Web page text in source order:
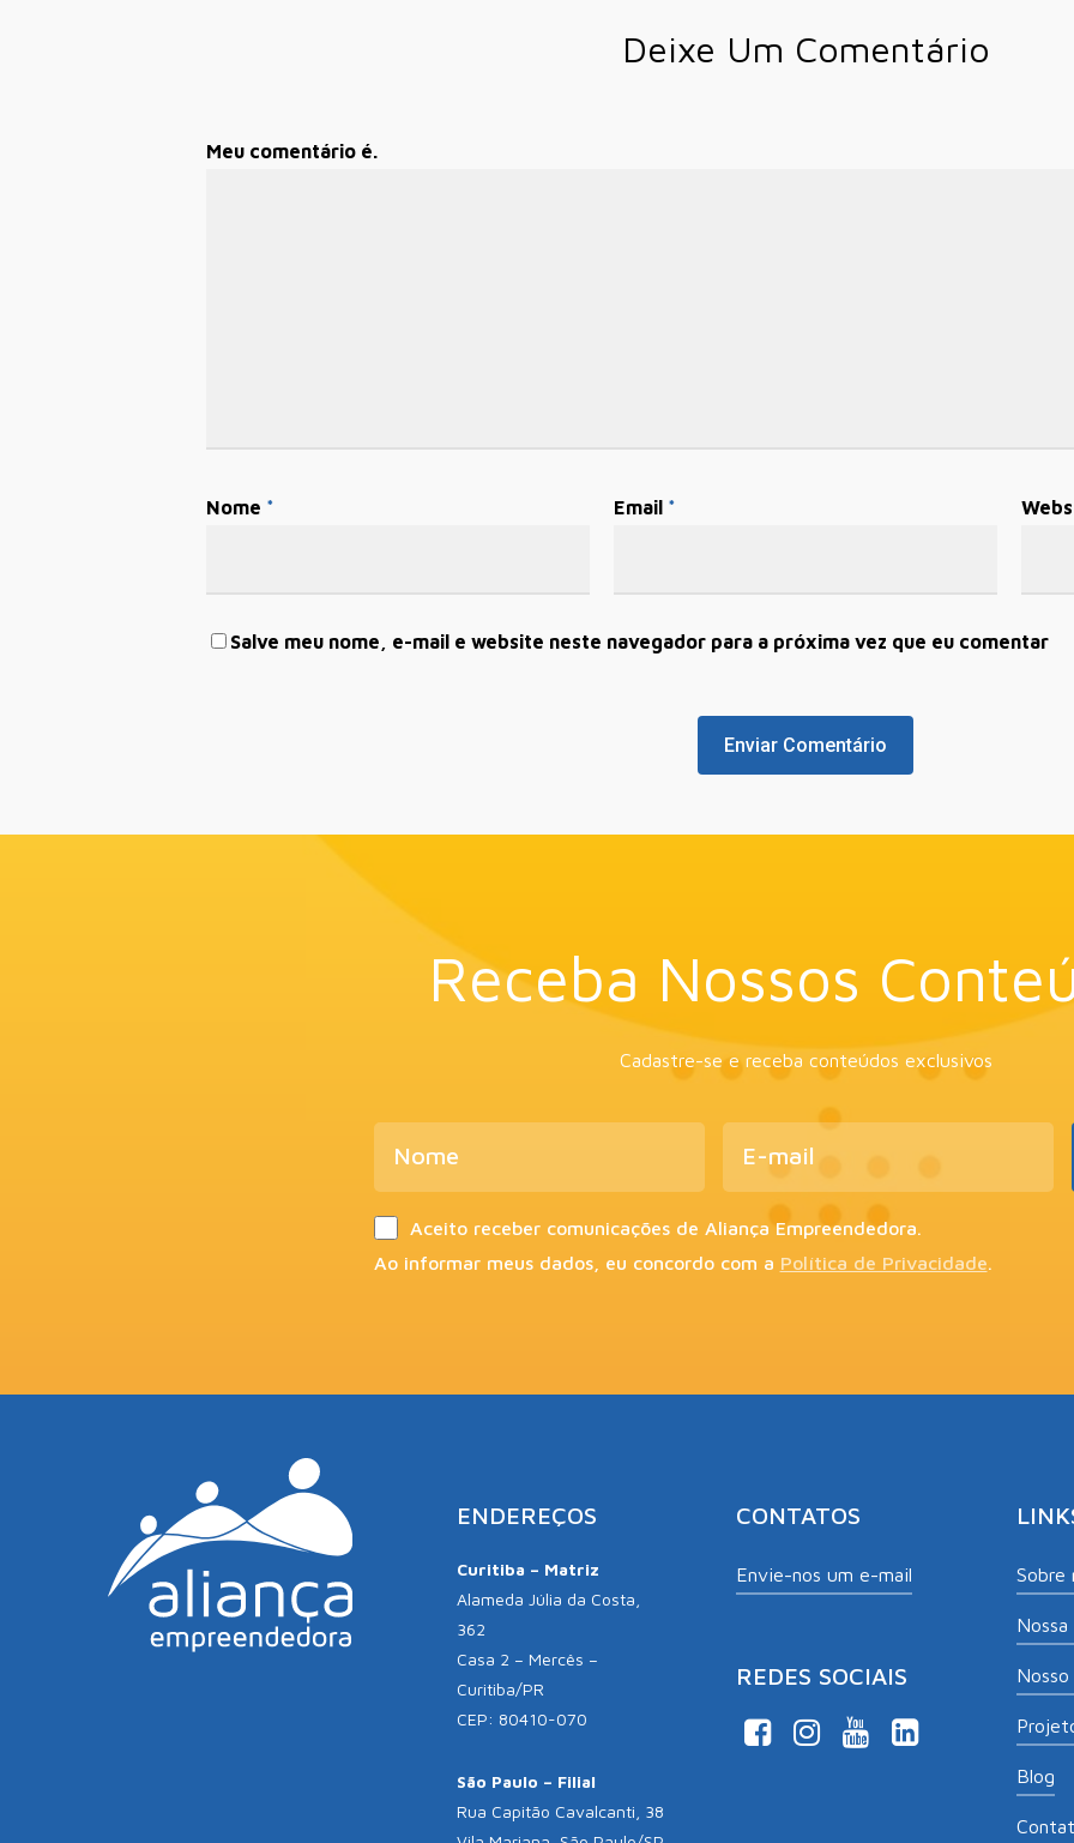
Deixe Um Comentário
Meu comentário é.
Nome * Email *
Salve meu nome, e-mail e website neste navegador para a próxima vez que eu comentar
Receba Nossos
Cadastre-se e receba conteúdos exclusivos
Aceito receber comunicações de Aliança Empreendedora.
Ao informar meus dados, eu concordo com a Política de Privacidade.
ENDEREÇOS
Curitiba – Matriz
Alameda Júlia da Costa,
362
Casa 2 – Mercês –
Curitiba/PR
CEP: 80410-070
São Paulo – Filial
Rua Capitão Cavalcanti, 38
CONTATOS
Envie-nos um e-mail
REDES SOCIAIS
Sobre
Blog